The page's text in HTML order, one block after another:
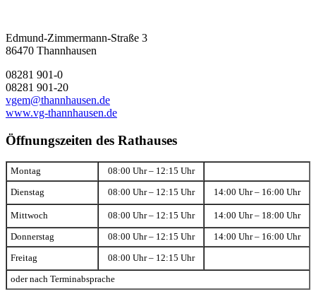
Edmund-Zimmermann-Straße 3
86470 Thannhausen
08281 901-0
08281 901-20
vgem@thannhausen.de
www.vg-thannhausen.de
Öffnungszeiten des Rathauses
Montag 08:00 Uhr – 12:15 Uhr
Dienstag 08:00 Uhr – 12:15 Uhr 14:00 Uhr – 16:00 Uhr
Mittwoch 08:00 Uhr – 12:15 Uhr 14:00 Uhr – 18:00 Uhr
Donnerstag 08:00 Uhr – 12:15 Uhr 14:00 Uhr – 16:00 Uhr
Freitag 08:00 Uhr – 12:15 Uhr
oder nach Terminabsprache